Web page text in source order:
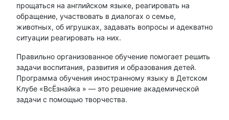
прощаться на английском языке, реагировать на
обращение, участвовать в диалогах о семье,
животных, об игрушках, задавать вопросы и адекватно
ситуации реагировать на них.
Правильно организованное обучение помогает решить
задачи воспитания, развития и образования детей.
Программа обучения иностранному языку в Детском
Клубе «ВсЁзнайка » — это решение академической
задачи с помощью творчества.